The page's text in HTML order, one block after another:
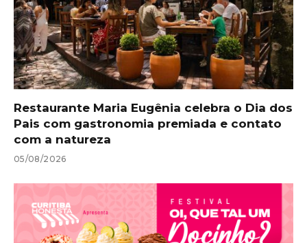
Restaurante Maria Eugênia celebra o Dia dos
Pais com gastronomia premiada e contato
com a natureza
05/08/2026